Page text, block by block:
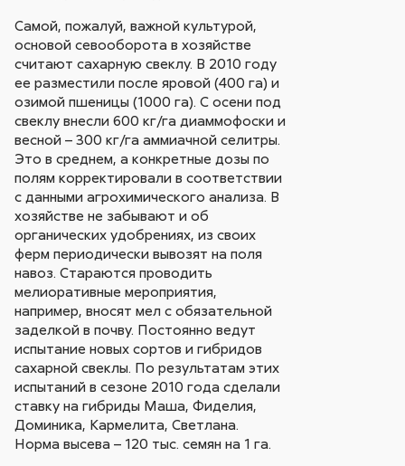
Самой, пожалуй, важной культурой,
основой севооборота в хозяйстве
считают сахарную свеклу. В 2010 году
ее разместили после яровой (400 га) и
озимой пшеницы (1000 га). С осени под
свеклу внесли 600 кг/га диаммофоски и
весной – 300 кг/га аммиачной селитры.
Это в среднем, а конкретные дозы по
полям корректировали в соответствии
с данными агрохимического анализа. В
хозяйстве не забывают и об
органических удобрениях, из своих
ферм периодически вывозят на поля
навоз. Стараются проводить
мелиоративные мероприятия,
например, вносят мел с обязательной
заделкой в почву. Постоянно ведут
испытание новых сортов и гибридов
сахарной свеклы. По результатам этих
испытаний в сезоне 2010 года сделали
ставку на гибриды Маша, Фиделия,
Доминика, Кармелита, Светлана.
Норма высева – 120 тыс. семян на 1 га.